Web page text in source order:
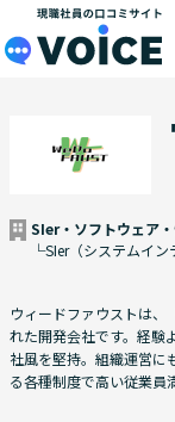
メインコンテン
SIer・ソフトウェア
└SIer（システムイン
ウィードファウストは、
れた開発会社です。経験
社風を堅持。組織運営に
る各種制度で高い従業員